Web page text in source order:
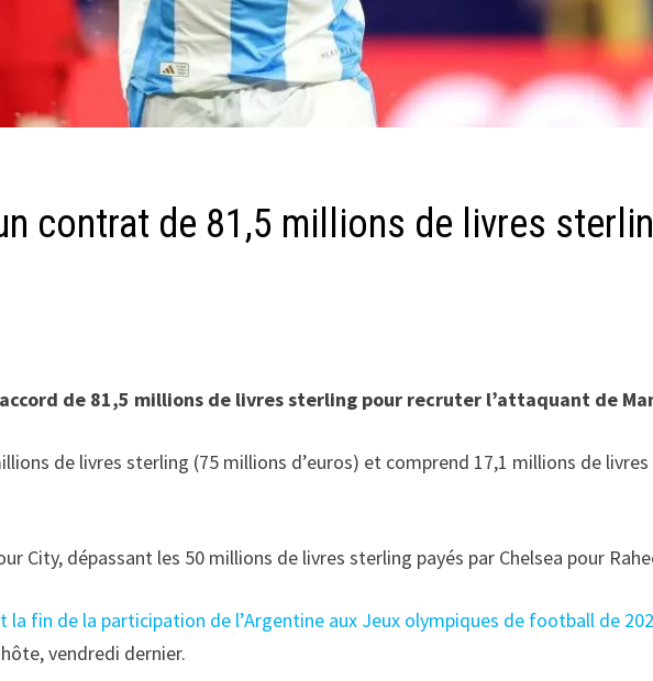
contrat de 81,5 millions de livres
de 81,5 millions de livres sterling pour recruter l’attaquant de
de livres sterling (75 millions d’euros) et comprend 17,1 millions de
City, dépassant les 50 millions de livres sterling payés par Chelsea pour
la fin de la participation de l’Argentine aux Jeux olympiques de football de
vendredi dernier.